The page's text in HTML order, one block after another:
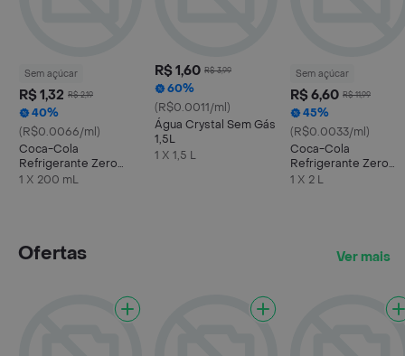
Sem açúcar
R$ 1,32 R$ 2,19
40%
(R$0.0066/ml)
Coca-Cola
Refrigerante Zero
Açúcar Mini Garrafa
1 X 200 mL
R$ 1,60 R$ 3,99
60%
(R$0.0011/ml)
Água Crystal Sem Gás
1,5L
1 X 1,5 L
Sem açúcar
R$ 6,60 R$ 11,99
45%
(R$0.0033/ml)
Coca-Cola
Refrigerante Zero
Açúcar Garrafa
1 X 2 L
Ofertas Ver mais